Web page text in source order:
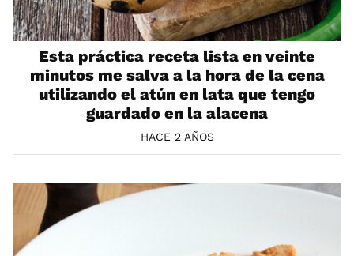
Esta práctica receta lista en veinte
minutos me salva a la hora de la cena
utilizando el atún en lata que tengo
guardado en la alacena
HACE 2 AÑOS